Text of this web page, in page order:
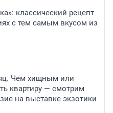
классический рецепт
с тем самым вкусом из
Чем хищным или
квартиру — смотрим
на выставке экзотики